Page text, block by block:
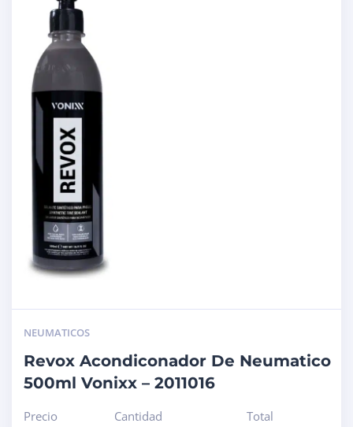
NEUMATICOS
Revox Acondiconador De Neumatico
500ml Vonixx – 2011016
Precio
Cantidad
Total